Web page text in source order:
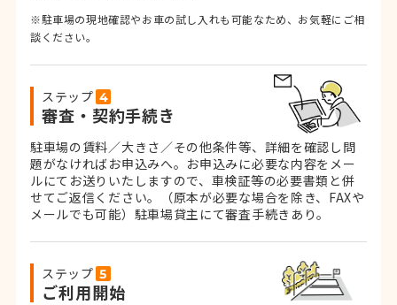
※駐車場の現地確認やお車の試し入れも可能なため、お気軽にご相
談ください。
ステップ
審査・契約手続き
駐車場の賃料／大きさ／その他条件等、詳細を確認し問
題がなければお申込みへ。お申込みに必要な内容をメー
ルにてお送りいたしますので、車検証等の必要書類と併
せてご返信ください。
（原本が必要な場合を除き、FAXや
メールでも可能） 駐車場貸主にて審査手続きあり。
ステップ
ご利用開始